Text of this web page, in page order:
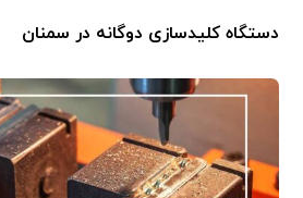
دستگاه کلیدسازی دوگانه در سمنان